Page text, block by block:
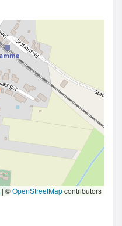
| ©OpenStreetMapcontributors